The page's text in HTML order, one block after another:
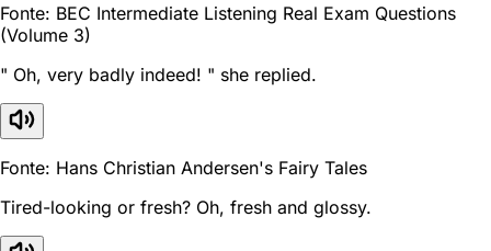
Fonte: BEC Intermediate Listening Real Exam Questions
(Volume 3)
" Oh, very badly indeed! " she replied.
Fonte: Hans Christian Andersen's Fairy Tales
Tired-looking or fresh? Oh, fresh and glossy.